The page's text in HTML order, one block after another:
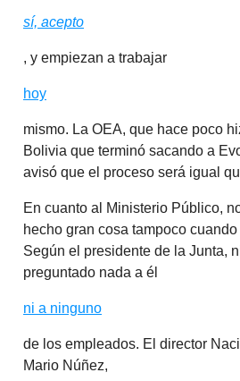
sí, acepto
, y empiezan a trabajar
hoy
mismo. La OEA, que hace poco
Bolivia que terminó sacando a
avisó que el proceso será igual
En cuanto al Ministerio Público,
hecho gran cosa tampoco
Según el presidente de la Junta,
preguntado nada a él
ni a ninguno
de los empleados. El director
Mario Núñez,